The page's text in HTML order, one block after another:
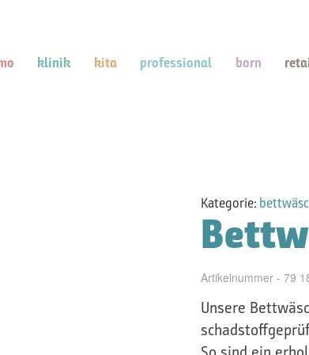
klinik kita professional born
Kategorie:
Artikelnummer - 79
Unsere